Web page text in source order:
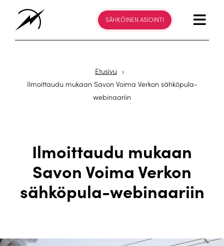
SÄHKÖINEN ASIOINTI
Etusivu
›
Ilmoittaudu mukaan Savon Voima Verkon sähköpula-
webinaariin
Ilmoittaudu mukaan
Savon Voima Verkon
sähköpula-webinaariin